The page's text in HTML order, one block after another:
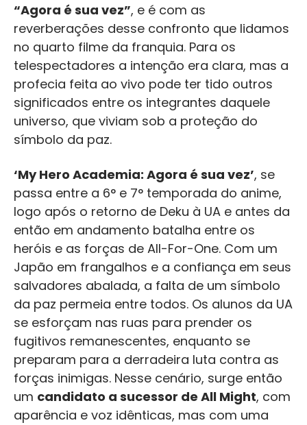
“Agora é sua vez”, e é com as
reverberações desse confronto que lidamos
no quarto filme da franquia. Para os
telespectadores a intenção era clara, mas a
profecia feita ao vivo pode ter tido outros
significados entre os integrantes daquele
universo, que viviam sob a proteção do
símbolo da paz.
‘My Hero Academia: Agora é sua vez’, se
passa entre a 6° e 7° temporada do anime,
logo após o retorno de Deku à UA e antes da
então em andamento batalha entre os
heróis e as forças de All-For-One. Com um
Japão em frangalhos e a confiança em seus
salvadores abalada, a falta de um símbolo
da paz permeia entre todos. Os alunos da UA
se esforçam nas ruas para prender os
fugitivos remanescentes, enquanto se
preparam para a derradeira luta contra as
forças inimigas. Nesse cenário, surge então
um candidato a sucessor de All Might, com
aparência e voz idênticas, mas com uma